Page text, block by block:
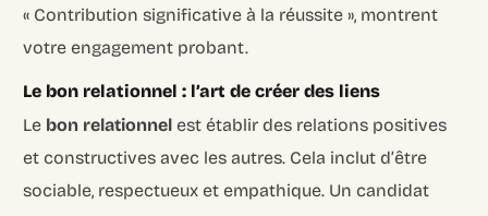
« Contribution significative à la réussite », montrent
votre engagement probant.
Le bon relationnel : l’art de créer des liens
Le bon relationnel est établir des relations positives
et constructives avec les autres. Cela inclut d’être
sociable, respectueux et empathique. Un candidat